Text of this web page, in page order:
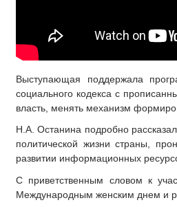
Выступающая поддержала
социального кодекса с
власть, менять механизм
Н.А. Останина подробно
политической жизни страны,
развитии информационных
С приветственным словом к
Международным женским днем и